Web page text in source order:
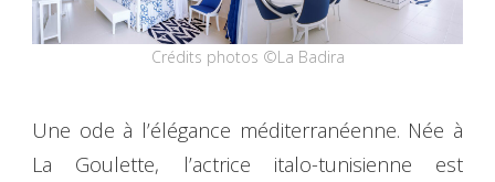
Crédits photos ©La Badira
Une ode à l’élégance méditerranéenne. Née à
La Goulette, l’actrice italo-tunisienne est